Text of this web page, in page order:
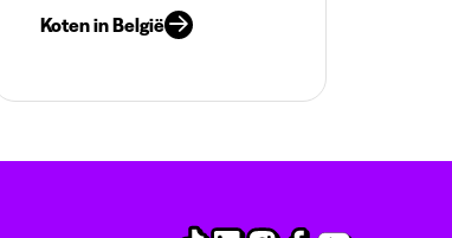
Koten in België